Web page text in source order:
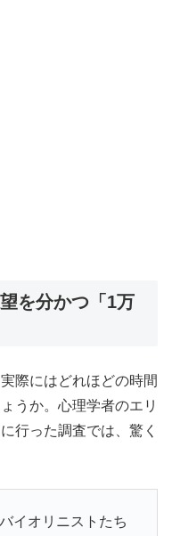
を分かつ「1万
際にはどれほどの時間
うか。心理学者のエリ
行った調査では、驚く
イオリニストたち